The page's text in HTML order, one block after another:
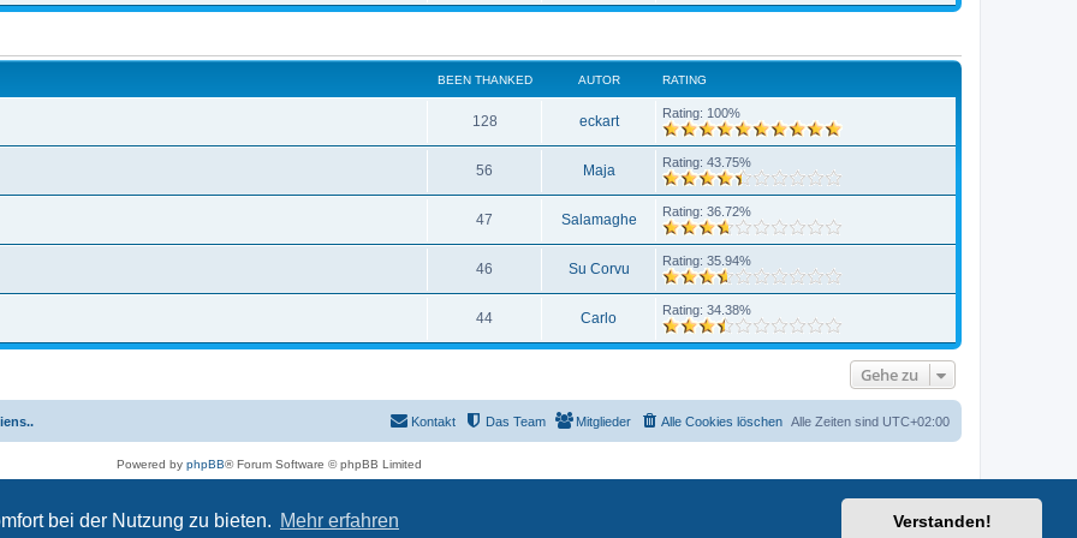
bei der Nutzung zu bieten. Mehr erfahren Verstanden!
BEEN THANKED AUTOR RATING
128 eckart Rating: 100%
56 Maja Rating: 43.75%
47 Salamaghe Rating: 36.72%
46 Su Corvu Rating: 35.94%
44 Carlo Rating: 34.38%
Gehe zu
Alle Zeiten sind UTC+02:00
Alle Cookies löschen
Mitglieder
Das Team
Kontakt
Powered by phpBB® Forum Software © phpBB Limited